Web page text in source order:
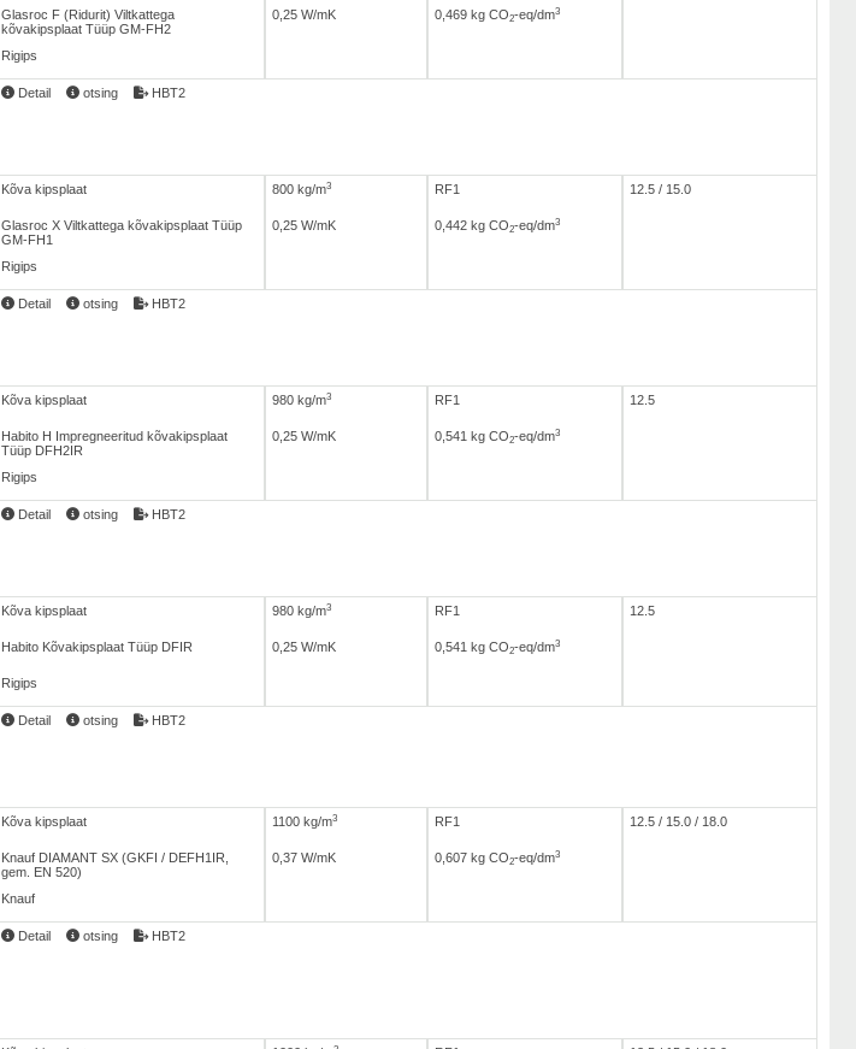
Glasroc F (Ridurit) Viltkattega
kõvakipsplaat Tüüp GM-FH2
0,25 W/mK 0,469 kg CO2-eq/dm3
Rigips
Detail otsing HBT2
Kõva kipsplaat 800 kg/m3 RF1 12.5 / 15.0
Glasroc X Viltkattega kõvakipsplaat Tüüp
GM-FH1
0,25 W/mK 0,442 kg CO2-eq/dm3
Rigips
Detail otsing HBT2
Kõva kipsplaat 980 kg/m3 RF1 12.5
Habito H Impregneeritud kõvakipsplaat
Tüüp DFH2IR
0,25 W/mK 0,541 kg CO2-eq/dm3
Rigips
Detail otsing HBT2
Kõva kipsplaat 980 kg/m3 RF1 12.5
Habito Kõvakipsplaat Tüüp DFIR 0,25 W/mK 0,541 kg CO2-eq/dm3
Rigips
Detail otsing HBT2
Kõva kipsplaat 1100 kg/m3 RF1 12.5 / 15.0 / 18.0
Knauf DIAMANT SX (GKFI / DEFH1IR,
gem. EN 520)
0,37 W/mK 0,607 kg CO2-eq/dm3
Knauf
Detail otsing HBT2